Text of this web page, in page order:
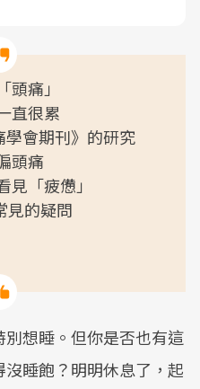
痛」
直很累
學會期刊》的研究
頭痛
「疲憊」
見的疑問
想睡。但你是否也有這
睡飽？明明休息了，起